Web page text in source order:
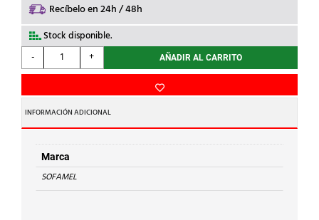
Recíbelo en 24h / 48h
Stock disponible.
-
SOFAMEL
-
Cu
T-
150/16
cantidad
+ AÑADIR AL CARRITO
INFORMACIÓN ADICIONAL
Marca
SOFAMEL